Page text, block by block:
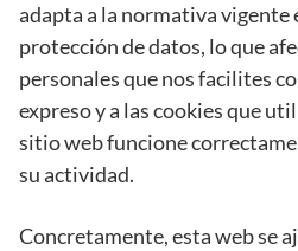
adapta a la normativa vigente
protección de datos, lo que
personales que nos facilites
expreso y a las cookies que
sitio web funcione
su actividad.
Concretamente, esta web se